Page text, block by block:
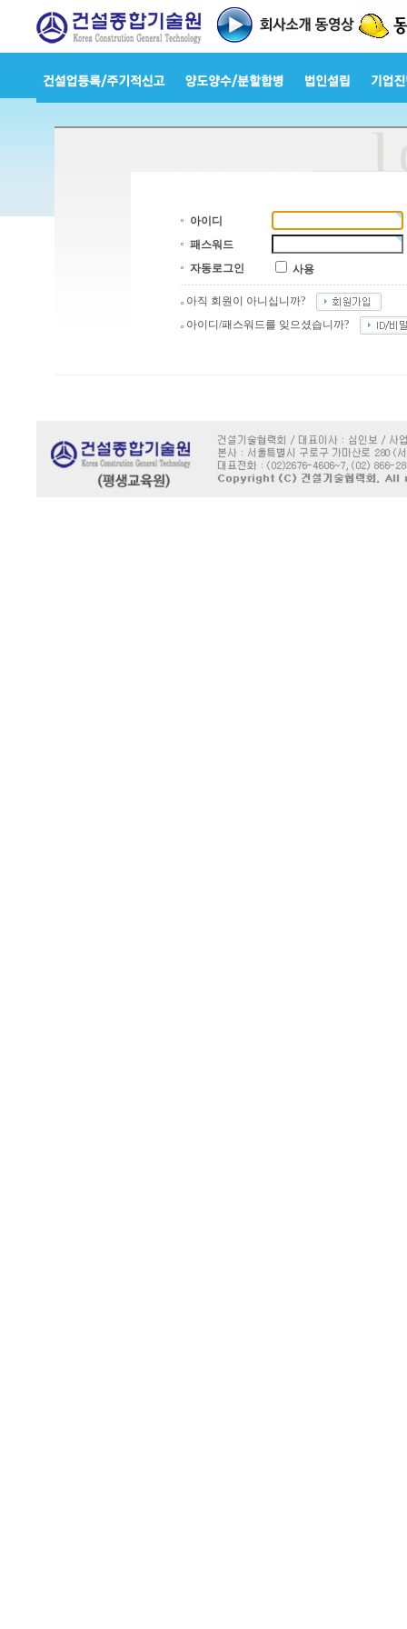
아이디
패스워드
자동로그인
사용
아직 회원이 아니십니까?
아이디/패스워드를 잊으셨습니까?